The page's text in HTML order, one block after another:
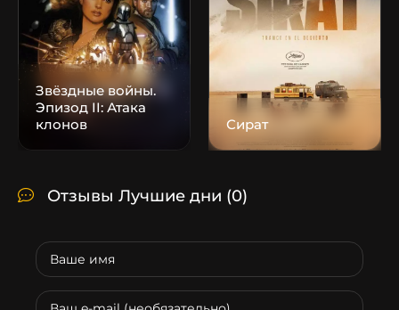
Звёздные войны.
Эпизод II: Атака
клонов
Сират
Отзывы Лучшие дни (0)